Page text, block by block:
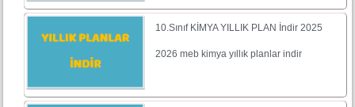
10.Sınıf KİMYA YILLIK PLAN İndir 2025
2026 meb kimya yıllık planlar indir